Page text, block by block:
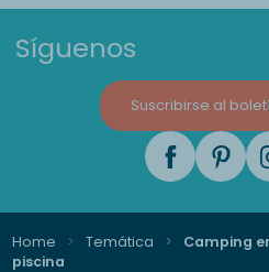
Síguenos
Suscribirse al
Home Temática
Camping
piscina